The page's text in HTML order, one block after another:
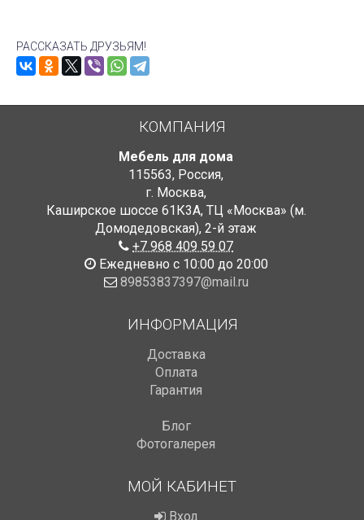
РАССКАЗАТЬ ДРУЗЬЯМ!
КОМПАНИЯ
Мебель для дома
115563, Россия,
г. Москва,
Каширское шоссе 61К3А, ТЦ «Москва» (м.
Домодедовская), 2-й этаж
+7 968 409 59 07
Ежедневно с 10:00 до 20:00
89853837397@mail.ru
ИНФОРМАЦИЯ
Доставка
Оплата
Гарантия
Блог
Фотогалерея
МОЙ КАБИНЕТ
Вход